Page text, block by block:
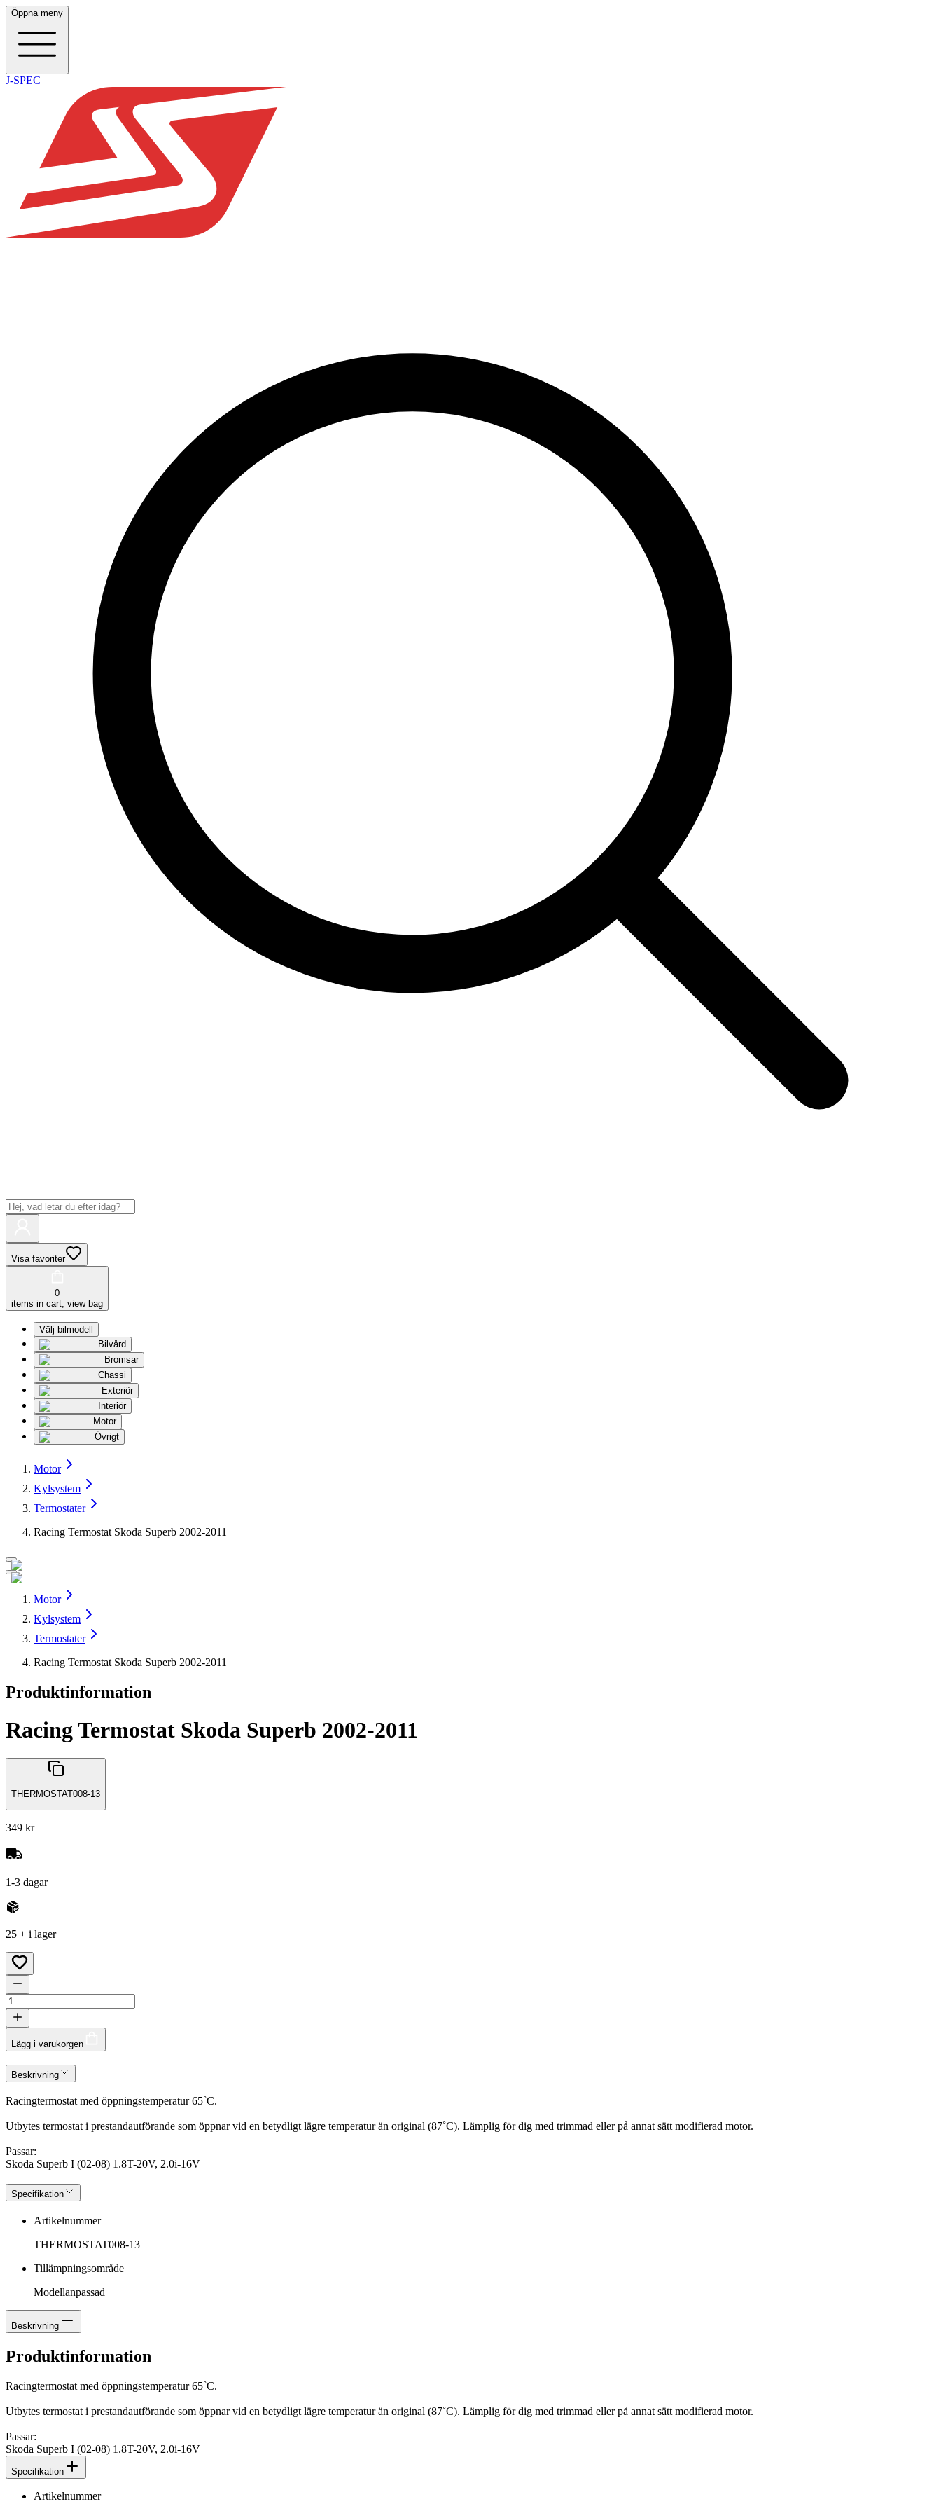
Öppna meny
J-SPEC
Visa favoriter
0
items in cart, view bag
Välj bilmodell
Bilvård
Bromsar
Chassi
Exteriör
Interiör
Motor
Övrigt
Motor
Kylsystem
Termostater
Racing Termostat Skoda Superb 2002-2011
Motor
Kylsystem
Termostater
Racing Termostat Skoda Superb 2002-2011
Produktinformation
Racing Termostat Skoda Superb 2002-2011
THERMOSTAT008-13
349 kr
1-3 dagar
25 + i lager
Lägg i varukorgen
Beskrivning
Racingtermostat med öppningstemperatur 65˚C.
Utbytes termostat i prestandautförande som öppnar vid en betydligt lägre temperatur än original (87˚C). Lämplig för dig med trimmad eller på annat sätt modifierad motor.
Passar:
Skoda Superb I (02-08) 1.8T-20V, 2.0i-16V
Specifikation
Artikelnummer
THERMOSTAT008-13
Tillämpningsområde
Modellanpassad
Beskrivning
Produktinformation
Racingtermostat med öppningstemperatur 65˚C.
Utbytes termostat i prestandautförande som öppnar vid en betydligt lägre temperatur än original (87˚C). Lämplig för dig med trimmad eller på annat sätt modifierad motor.
Passar:
Skoda Superb I (02-08) 1.8T-20V, 2.0i-16V
Specifikation
Artikelnummer